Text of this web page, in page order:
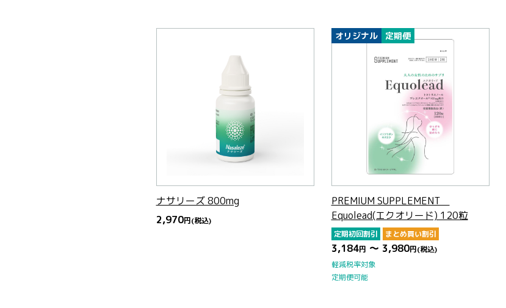
ナサリーズ 800mg
2,970円(税込)
オリジナル 定期便
PREMIUM SUPPLEMENT
Equolead(エクオリード) 120粒
定期初回割引 まとめ買い割引
3,184円 ～ 3,980円(税込)
軽減税率対象
定期便可能